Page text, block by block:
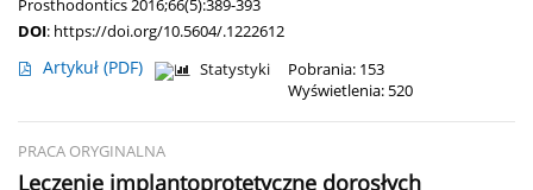
Prosthodontics 2016;66(5):389-393
DOI: https://doi.org/10.5604/.1222612
Artykuł (PDF) Statystyki
Pobrania: 153
Wyświetlenia: 520
PRACA ORYGINALNA
Leczenie implantoprotetyczne dorosłych